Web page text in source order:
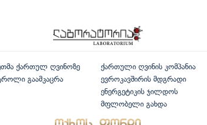
ქართულ ღვინოზე
გაამკაცრა
ქართული ღვინის კომპანია
ევროკავშირის მდგრადი
ენერგეტიკის ჯილდოს
მფლობელი გახდა